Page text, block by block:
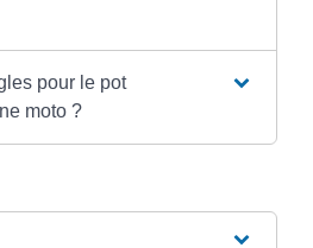
pour le pot
moto ?